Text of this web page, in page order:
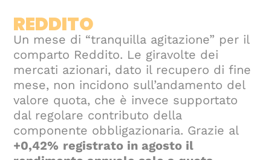
REDDITO
Un mese di “tranquilla agitazione” per il
comparto Reddito. Le giravolte dei
mercati azionari, dato il recupero di fine
mese, non incidono sull’andamento del
valore quota, che è invece supportato
dal regolare contributo della
componente obbligazionaria. Grazie al
+0,42% registrato in agosto il